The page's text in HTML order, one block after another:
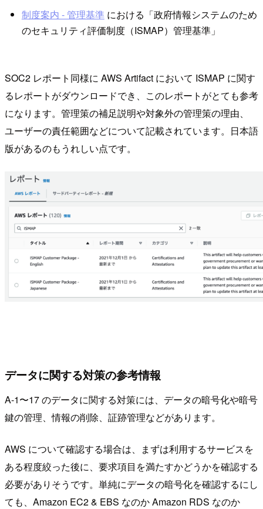
制度案内 - 管理基準 における「政府情報システムのため
のセキュリティ評価制度（ISMAP）管理基準」
SOC2 レポート同様に AWS Artifact において ISMAP に関す
るレポートがダウンロードでき、このレポートがとても参考
になります。管理策の補足説明や対象外の管理策の理由、
ユーザーの責任範囲などについて記載されています。日本語
版があるのもうれしい点です。
データに関する対策の参考情報
A-1〜17 のデータに関する対策には、データの暗号化や暗号
鍵の管理、情報の削除、証跡管理などがあります。
AWS について確認する場合は、まずは利用するサービスを
ある程度絞った後に、要求項目を満たすかどうかを確認する
必要がありそうです。単純にデータの暗号化を確認するにし
ても、Amazon EC2 & EBS なのか Amazon RDS なのか